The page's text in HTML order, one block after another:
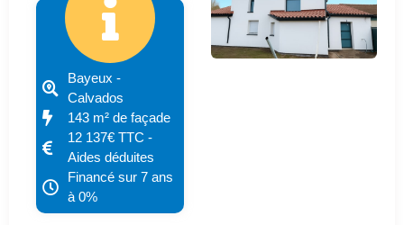
Bayeux -
Calvados
143 m² de façade
12 137€ TTC -
Aides déduites
Financé sur 7 ans
à 0%